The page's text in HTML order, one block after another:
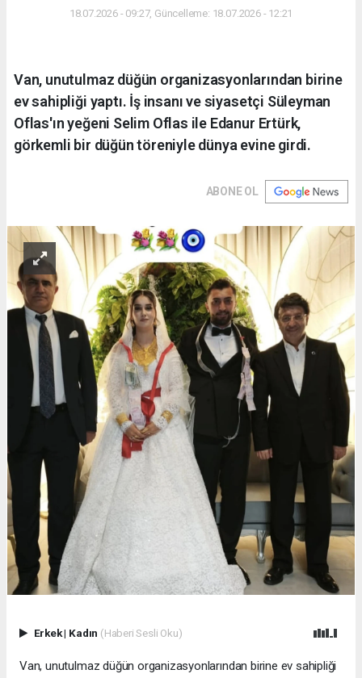
18.07.2026 - 09:27, Güncelleme: 18.07.2026 - 12:21
Van, unutulmaz düğün organizasyonlarından birine
ev sahipliği yaptı. İş insanı ve siyasetçi Süleyman
Oflas'ın yeğeni Selim Oflas ile Edanur Ertürk,
görkemli bir düğün töreniyle dünya evine girdi.
ABONE OL
Erkek| Kadın (Haberi Sesli Oku)
Van, unutulmaz düğün organizasyonlarından birine ev sahipliği